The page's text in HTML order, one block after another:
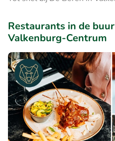
Restaurants in de
Valkenburg-Centrum